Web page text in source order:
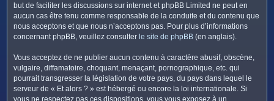
but de faciliter les discussions sur internet et phpBB Limited ne peut en
aucun cas être tenu comme responsable de la conduite et du contenu que
nous acceptons et que nous n’acceptons pas. Pour plus d’informations
concernant phpBB, veuillez consulter le site de phpBB (en anglais).
Vous acceptez de ne publier aucun contenu à caractère abusif, obscène,
vulgaire, diffamatoire, choquant, menaçant, pornographique, etc. qui
pourrait transgresser la législation de votre pays, du pays dans lequel le
serveur de « Et alors ? » est hébergé ou encore la loi internationale. Si
vous ne respectez pas ces dispositions, vous vous exposez à un